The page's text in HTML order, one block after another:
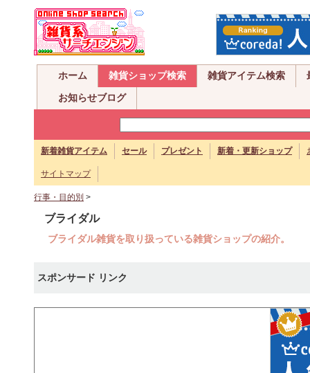
ホーム 雑貨ショップ検索 雑貨アイテム検索
お知らせブログ
新着雑貨アイテム セール プレゼント 新着・更新ショップ
サイトマップ
行事・目的別 >
ブライダル
ブライダル雑貨を取り扱っている雑貨ショップの紹介。
スポンサード リンク